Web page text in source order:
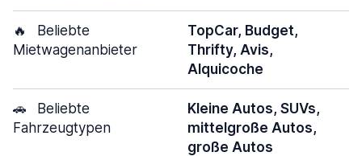
🔥
Beliebte
Mietwagenanbieter
TopCar, Budget,
Thrifty, Avis,
Alquicoche
🚗
Beliebte
Fahrzeugtypen
Kleine Autos, SUVs,
mittelgroße Autos,
große Autos